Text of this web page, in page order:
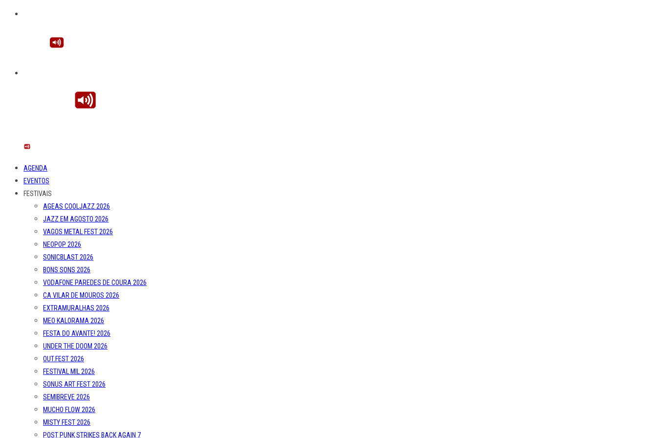
AGENDA
EVENTOS
FESTIVAIS
AGEAS COOLJAZZ 2026
JAZZ EM AGOSTO 2026
VAGOS METAL FEST 2026
NEOPOP 2026
SONICBLAST 2026
BONS SONS 2026
VODAFONE PAREDES DE COURA 2026
CA VILAR DE MOUROS 2026
EXTRAMURALHAS 2026
MEO KALORAMA 2026
FESTA DO AVANTE! 2026
UNDER THE DOOM 2026
OUT.FEST 2026
FESTIVAL MIL 2026
SONUS ART FEST 2026
SEMIBREVE 2026
MUCHO FLOW 2026
MISTY FEST 2026
POST PUNK STRIKES BACK AGAIN 7